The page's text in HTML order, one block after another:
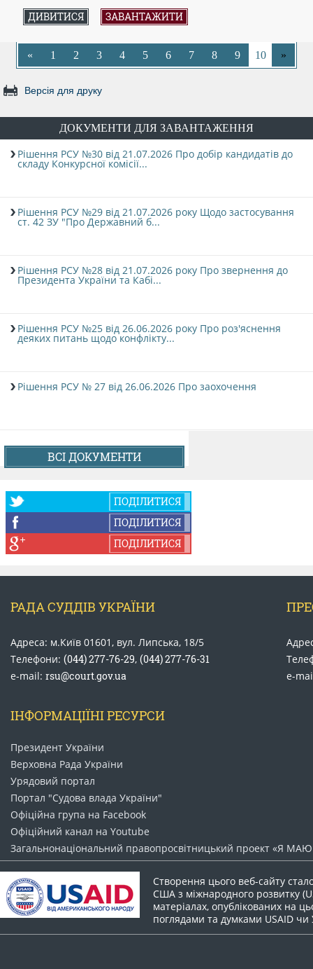
ДИВИТИСЯ
ЗАВАНТАЖИТИ
« 1 2 3 4 5 6 7 8 9 10 »
Версія для друку
ДОКУМЕНТИ ДЛЯ ЗАВАНТАЖЕННЯ
Рішення РСУ №30 від 21.07.2026 Про добір кандидатів до
складу Конкурсної комісії...
Рішення РСУ №29 від 21.07.2026 року Щодо застосування
ст. 42 ЗУ "Про Державний б...
Рішення РСУ №28 від 21.07.2026 року Про звернення до
Президента України та Кабі...
Рішення РСУ №25 від 26.06.2026 року Про роз'яснення
деяких питань щодо конфлікту...
Рішення РСУ № 27 від 26.06.2026 Про заохочення
ВСІ ДОКУМЕНТИ
ПОДІЛИТИСЯ
ПОДІЛИТИСЯ
ПОДІЛИТИСЯ
РАДА СУДДІВ УКРАЇНИ
Адреса: м.Київ 01601, вул. Липська, 18/5
Телефони: (044) 277-76-29, (044) 277-76-31
e-mail: rsu@court.gov.ua
e-
ІНФОРМАЦІЇНІ РЕСУРСИ
Президент України
Верховна Рада України
Урядовий портал
Портал "Судова влада України"
Офіційна група на Facebook
Офіційний канал на Youtube
Загальнонаціональний право​просвітницький проект «Я
Створення цього веб-сайту
США з міжнародного розвитку
матеріалах, опублікованих на
поглядами та думками USAID